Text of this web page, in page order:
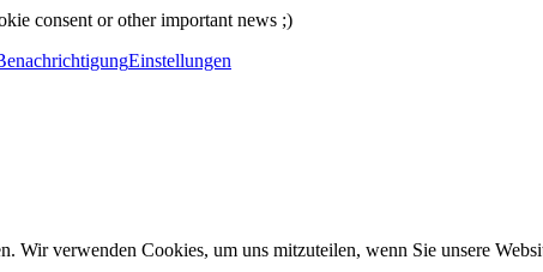
consent or other important news ;)
Einstellungen
Wir verwenden Cookies, um uns mitzuteilen, wenn Sie unsere